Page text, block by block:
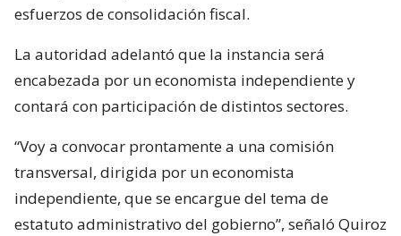
esfuerzos de consolidación fiscal.
La autoridad adelantó que la instancia será
encabezada por un economista independiente y
contará con participación de distintos sectores.
“Voy a convocar prontamente a una comisión
transversal, dirigida por un economista
independiente, que se encargue del tema de
estatuto administrativo del gobierno”, señaló Quiroz